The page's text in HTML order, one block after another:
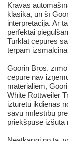
Kravas
klasika, un šī
interpretācija. Ar
perfektai
Turklāt cepures
tērpam
Goorin Bros.
cepure nav
materiāliem,
White Rottweiler
izturētu ikdienas
savu mīlestību
priekšpusē izšūta